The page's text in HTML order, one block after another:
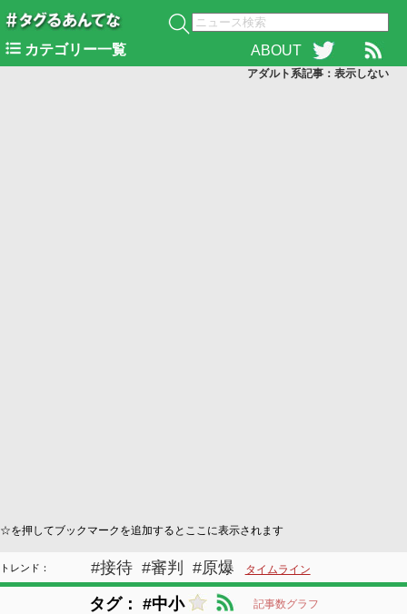
カテゴリー一覧 ABOUT
アダルト系記事：表示しない
☆を押してブックマークを追加するとここに表示されます
#接待 #審判 #原爆 タイムライン
トレンド：
タグ： #中小 記事数グラフ